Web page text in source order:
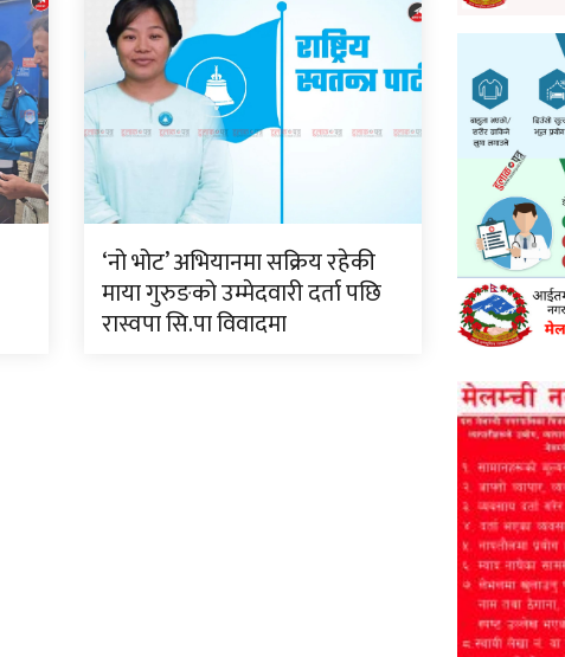
‘नो भोट’ अभियानमा सक्रिय रहेकी
माया गुरुङको उम्मेदवारी दर्ता पछि
रास्वपा सि.पा विवादमा